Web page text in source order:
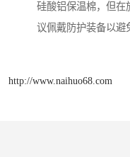
硅酸铝保温棉，但在
议佩戴防护装备以避
http://www.naihuo68.com